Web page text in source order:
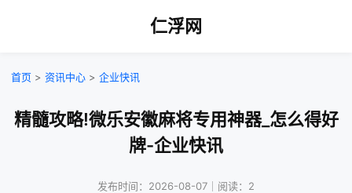
仁浮网
首页 > 资讯中心 > 企业快讯
精髓攻略!微乐安徽麻将专用神器_怎么得好
牌-企业快讯
发布时间：2026-08-07｜阅读：2